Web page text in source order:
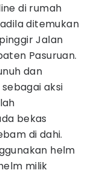
di rumah
ditemukan
Jalan
Pasuruan.
dan
aksi
bekas
di dahi.
helm
milik